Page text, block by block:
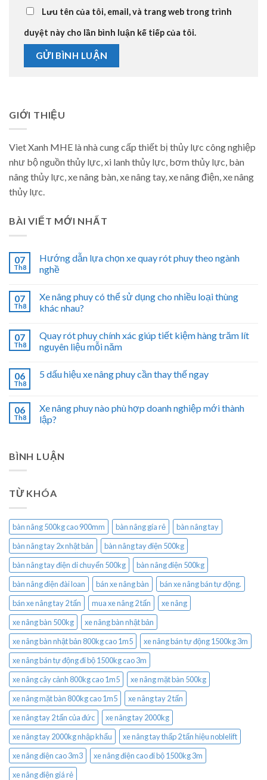
Lưu tên của tôi, email, và trang web trong trình
duyệt này cho lần bình luận kế tiếp của tôi.
GIỚI THIỆU
Viet Xanh MHE là nhà cung cấp thiết bị thủy lực công nghiệp
như bộ nguồn thủy lực, xi lanh thủy lực, bơm thủy lực, bàn
nâng thủy lực, xe nâng bàn, xe nâng tay, xe nâng điện, xe nâng
thủy lực.
BÀI VIẾT MỚI NHẤT
07
Th8
Hướng dẫn lựa chọn xe quay rót phuy theo ngành
nghề
07
Th8
Xe nâng phuy có thể sử dụng cho nhiều loại thùng
khác nhau?
07
Th8
Quay rót phuy chính xác giúp tiết kiệm hàng trăm lít
nguyên liệu mỗi năm
06
Th8
5 dấu hiệu xe nâng phuy cần thay thế ngay
06
Th8
Xe nâng phuy nào phù hợp doanh nghiệp mới thành
lập?
BÌNH LUẬN
TỪ KHÓA
bàn nâng 500kg cao 900mm bàn nâng gía rẻ
bàn nâng tay
bàn nâng tay 2x nhật bản
bàn nâng tay điện 500kg
bàn nâng tay điện di chuyển 500kg
bàn nâng điện 500kg
bàn nâng điện đài loan
bán xe nâng bàn
bán xe nâng bán tự động.
bán xe nâng tay 2 tấn
mua xe nâng 2 tấn
xe nâng
xe nâng bàn 500kg
xe nâng bàn nhật bản
xe nâng bàn nhật bản 800kg cao 1m5
xe nâng bán tự động 1500kg 3m
xe nâng bán tự động đi bộ 1500kg cao 3m
xe nâng cây cảnh 800kg cao 1m5
xe nâng mặt bàn 500kg
xe nâng mặt bàn 800kg cao 1m5
xe nâng tay 2 tấn
xe nâng tay 2 tấn của đức
xe nâng tay 2000kg
xe nâng tay 2000kg nhập khẩu
xe nâng tay thấp 2 tấn hiệu noblelift
xe nâng điện cao 3m3
xe nâng điện cao đi bộ 1500kg 3m
xe nâng điện giá rẻ